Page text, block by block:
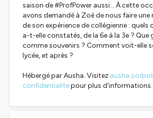
saison de #ProfPower aussi... À cette
avons demandé à Zoé de nous faire
de son expérience de collégienne : quels
a-t-elle constatés, de la 6e à la 3e ? Que
comme souvenirs ? Comment voit-elle
lycée, et après ?
Hébergé par Ausha. Visitez ausha.co/
confidentialitepour plus d'informations.